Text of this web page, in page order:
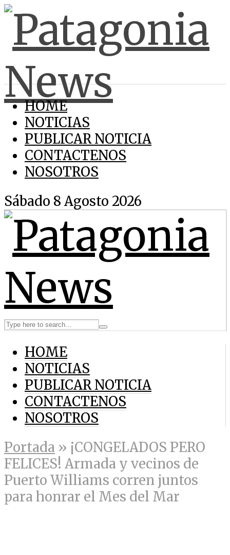
HOME
NOTICIAS
PUBLICAR NOTICIA
CONTACTENOS
NOSOTROS
Sábado 8 Agosto 2026
HOME
NOTICIAS
PUBLICAR NOTICIA
CONTACTENOS
NOSOTROS
Portada » ¡CONGELADOS PERO
FELICES! Armada y vecinos de
Puerto Williams corren juntos
para honrar el Mes del Mar